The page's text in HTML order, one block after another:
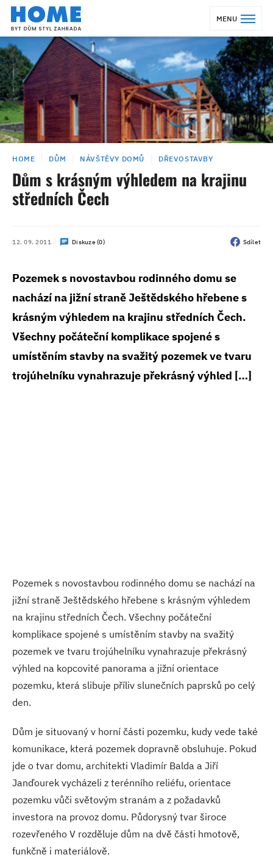
MENU
HOME DŮM NÁVŠTĚVY DOMŮ DŘEVOSTAVBY
Dům s krásným výhledem na krajinu
středních Čech
12. 09. 2011 Diskuze (0) Sdílet
Pozemek s novostavbou rodinného domu se
nachází na jižní straně Ještědského hřebene s
krásným výhledem na krajinu středních Čech.
Všechny počáteční komplikace spojené s
umístěním stavby na svažitý pozemek ve tvaru
trojúhelníku vynahrazuje překrásný výhled […]
Pozemek s novostavbou rodinného domu se nachází na
jižní straně Ještědského hřebene s krásným výhledem
na krajinu středních Čech. Všechny počáteční
komplikace spojené s umístěním stavby na svažitý
pozemek ve tvaru trojúhelníku vynahrazuje překrásný
výhled na kopcovité panorama a jižní orientace
pozemku, která slibuje příliv slunečních paprsků po celý
den.
Dům je situovaný v horní části pozemku, kudy vede také
komunikace, která pozemek dopravně obsluhuje. Pokud
jde o tvar domu, architekti Vladimír Balda a Jiří
Janďourek vycházeli z terénního reliéfu, orientace
pozemku vůči světovým stranám a z požadavků
investora na provoz domu. Půdorysný tvar široce
rozevřeného V rozděluje dům na dvě části hmotově,
funkčně i materiálově.